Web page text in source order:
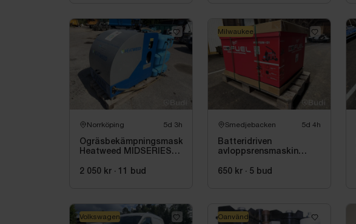
Norrköping 5d 3h
Ogräsbekämpningsmaskin
Heatweed MIDSERIES
2 050 kr · 11 bud
Smedjebacken 5d 4h
Batteridriven
avloppsrensmaskin
M18 FSSM-121 |
650 kr · 5 bud
Milwaukee
Volkswagen Oanvänd